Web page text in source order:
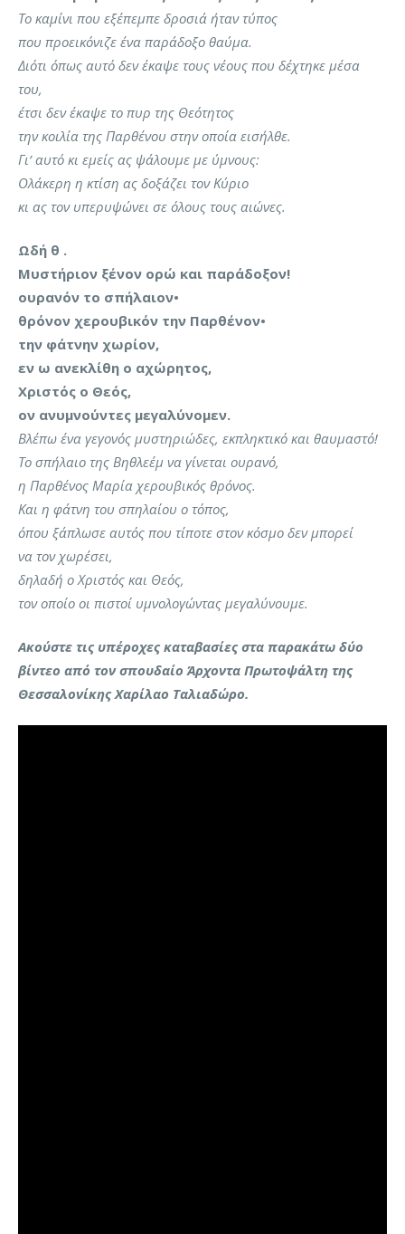
Το καμίνι που εξέπεμπε δροσιά ήταν τύπος
που προεικόνιζε ένα παράδοξο θαύμα.
Διότι όπως αυτό δεν έκαψε τους νέους που δέχτηκε μέσα
του,
έτσι δεν έκαψε το πυρ της Θεότητος
την κοιλία της Παρθένου στην οποία εισήλθε.
Γι’ αυτό κι εμείς ας ψάλουμε με ύμνους:
Ολάκερη η κτίση ας δοξάζει τον Κύριο
κι ας τον υπερυψώνει σε όλους τους αιώνες.
Ωδή θ .
Μυστήριον ξένον ορώ και παράδοξον!
ουρανόν το σπήλαιον•
θρόνον χερουβικόν την Παρθένον•
την φάτνην χωρίον,
εν ω ανεκλίθη ο αχώρητος,
Χριστός ο Θεός,
ον ανυμνούντες μεγαλύνομεν.
Βλέπω ένα γεγονός μυστηριώδες, εκπληκτικό και θαυμαστό!
Το σπήλαιο της Βηθλεέμ να γίνεται ουρανό,
η Παρθένος Μαρία χερουβικός θρόνος.
Και η φάτνη του σπηλαίου ο τόπος,
όπου ξάπλωσε αυτός που τίποτε στον κόσμο δεν μπορεί
να τον χωρέσει,
δηλαδή ο Χριστός και Θεός,
τον οποίο οι πιστοί υμνολογώντας μεγαλύνουμε.
Ακούστε τις υπέροχες καταβασίες στα παρακάτω δύο
βίντεο από τον σπουδαίο Άρχοντα Πρωτοψάλτη της
Θεσσαλονίκης Χαρίλαο Ταλιαδώρο.